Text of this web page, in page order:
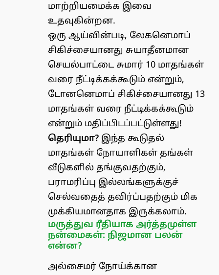
மாற்றியமைக்க இவை
உதவுகின்றன.
ஒரு ஆய்வின்படி, லேகனெமாப்
சிகிச்சையானது சுயாதீனமான
செயல்பாட்டை சுமார் 10 மாதங்கள்
வரை நீட்டிக்கக்கூடும் என்றும்,
டோனனெமாப் சிகிச்சையானது 13
மாதங்கள் வரை நீட்டிக்கக்கூடும்
என்றும் மதிப்பிடப்பட்டுள்ளது!
தெரியுமா? இந்த கூடுதல்
மாதங்கள் நோயாளிகள் தங்கள்
வீடுகளில் தங்குவதற்கும்,
பராமரிப்பு இல்லங்களுக்குச்
செல்வதைத் தவிர்ப்பதற்கும் மிக
முக்கியமானதாக இருக்கலாம்.
மருத்துவ ரீதியாக அர்த்தமுள்ள
நன்மைகள்: நிஜமான பலன்
என்ன?
அல்சைமர் நோய்க்கான